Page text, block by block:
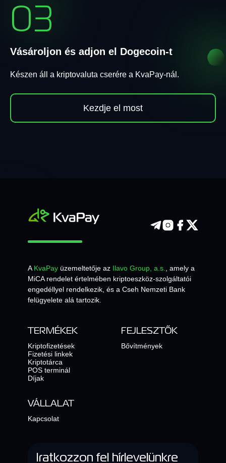
03
Vásároljon és adjon el Dogecoin-t
Készen áll a kriptovaluta cserére a KvaPay-nál.
Kezdje el most
AKvaPay üzemeltetője az Ilavo Group, a.s., amely a
MiCA rendelet értelmében kriptoeszköz-szolgáltatói
engedéllyel rendelkezik, és a Cseh Nemzeti Bank
felügyelete alá tartozik.
TERMÉKEK
Kriptofizetések
Fizetési linkek
Kriptotárca
POS terminál
Díjak
FEJLESZTŐK
Bővítmények
VÁLLALAT
Kapcsolat
Iratkozzon fel hírlevelünkre